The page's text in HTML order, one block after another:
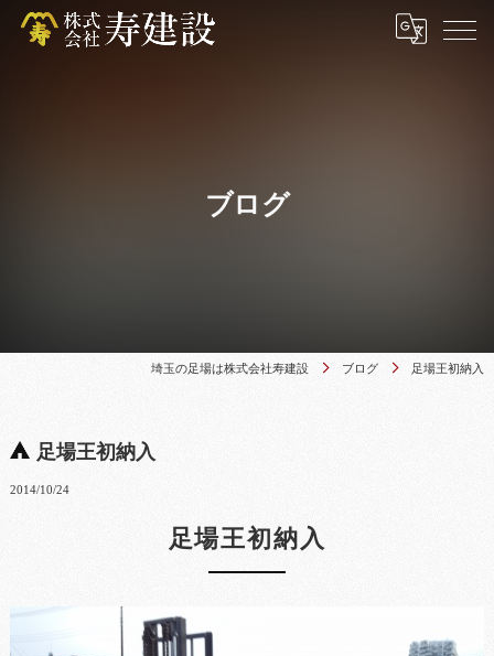
ブログ
埼玉の足場は株式会社寿建設 ブログ 足場王初納入
足場王初納入
2014/10/24
足場王初納入